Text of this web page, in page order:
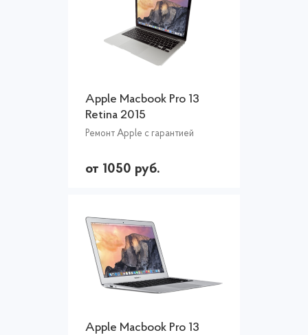
Apple Macbook Pro 13
Retina 2015
Ремонт Apple с гарантией
от 1050 руб.
Apple Macbook Pro 13